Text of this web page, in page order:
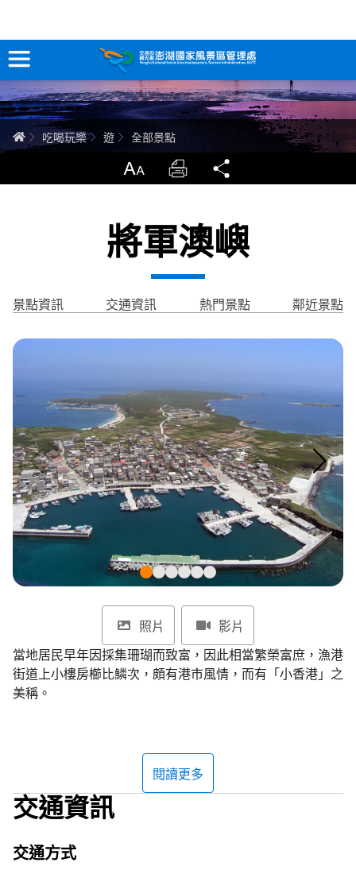
跳
到
主
要
內
容
訊息專區
關於澎湖
RSS 臉書粉絲團
首長信箱 English
日本語 Tiếng Việt
ไทย Bahasa indonesia
全部景點
首頁吃喝玩樂 遊 全部景點
放大 列印
將軍澳嶼
景點資訊 交通資訊 熱門景點 鄰近景點
照片
影片
當地居民早年因採集珊瑚而致富，因此相當繁榮富庶，漁港
街道上小樓房櫛比鱗次，頗有港市風情，而有「小香港」之
美稱。
分之一，人口數卻接近望安本島。將軍澳嶼的居民早年因採
集珊瑚、文石致富，因而十分繁榮，樓房林立，有著與其他
島嶼不同的港都風情，所以有「小香港」、「小高雄」之
稱。現在的居民多以捕魚維生，在島上的西側有一座將軍廟
和永安宮、天后宮同為村民信仰中心，三座宮廟從其廟內裝
飾及碑文便可窺見重修、改建都與漁業發展盛衰息息相關的
歷史。
閱讀更多
交通資訊
交通方式